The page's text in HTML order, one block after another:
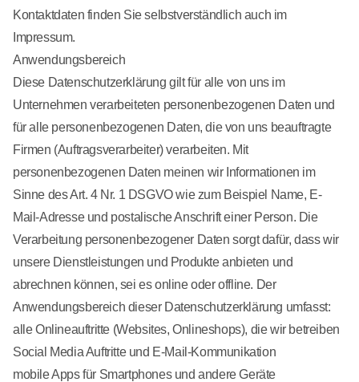
Kontaktdaten finden Sie selbstverständlich auch im
Impressum.
Anwendungsbereich
Diese Datenschutzerklärung gilt für alle von uns im
Unternehmen verarbeiteten personenbezogenen Daten und
für alle personenbezogenen Daten, die von uns beauftragte
Firmen (Auftragsverarbeiter) verarbeiten. Mit
personenbezogenen Daten meinen wir Informationen im
Sinne des Art. 4 Nr. 1 DSGVO wie zum Beispiel Name, E-
Mail-Adresse und postalische Anschrift einer Person. Die
Verarbeitung personenbezogener Daten sorgt dafür, dass wir
unsere Dienstleistungen und Produkte anbieten und
abrechnen können, sei es online oder offline. Der
Anwendungsbereich dieser Datenschutzerklärung umfasst:
alle Onlineauftritte (Websites, Onlineshops), die wir betreiben
Social Media Auftritte und E-Mail-Kommunikation
mobile Apps für Smartphones und andere Geräte